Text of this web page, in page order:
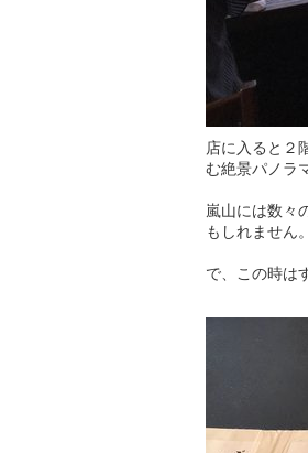
店に入ると２
む絶景パノラ
嵐山には数々
もしれません。
で、この時は